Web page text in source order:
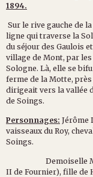
1894.
Sur le rive gauche de
ligne qui traverse la
du séjour des Gaulois
village de Mont, par
Sologne. Là, elle se
ferme de la Motte,
dirigeait vers la vallée
de Soings.
Personnages: Jérôme
vaisseaux du Roy,
Soings.
Demoiselle Marie
II de Fournier), fille de